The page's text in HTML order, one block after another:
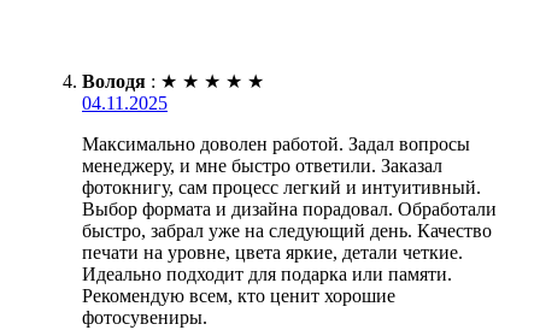
Володя : ★ ★ ★ ★ ★
04.11.2025
Максимально доволен работой. Задал вопросы
менеджеру, и мне быстро ответили. Заказал
фотокнигу, сам процесс легкий и интуитивный.
Выбор формата и дизайна порадовал. Обработали
быстро, забрал уже на следующий день. Качество
печати на уровне, цвета яркие, детали четкие.
Идеально подходит для подарка или памяти.
Рекомендую всем, кто ценит хорошие
фотосувениры.